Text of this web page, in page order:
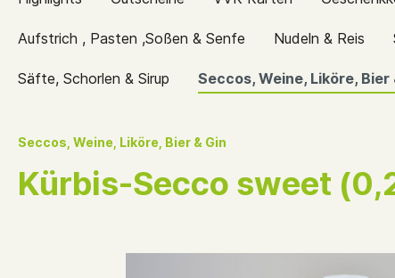
Aufstrich , Pasten ,Soßen & Senfe Nudeln & Reis
Säfte, Schorlen & Sirup Seccos, Weine, Liköre, Bier
Zur Kategorie Gutscheine
Frühstücksgutscheine
Seccos, Weine, Liköre, Bier & Gin
Kürbis-Secco sweet